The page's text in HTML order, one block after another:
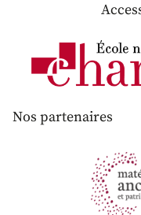
Nos partenaires